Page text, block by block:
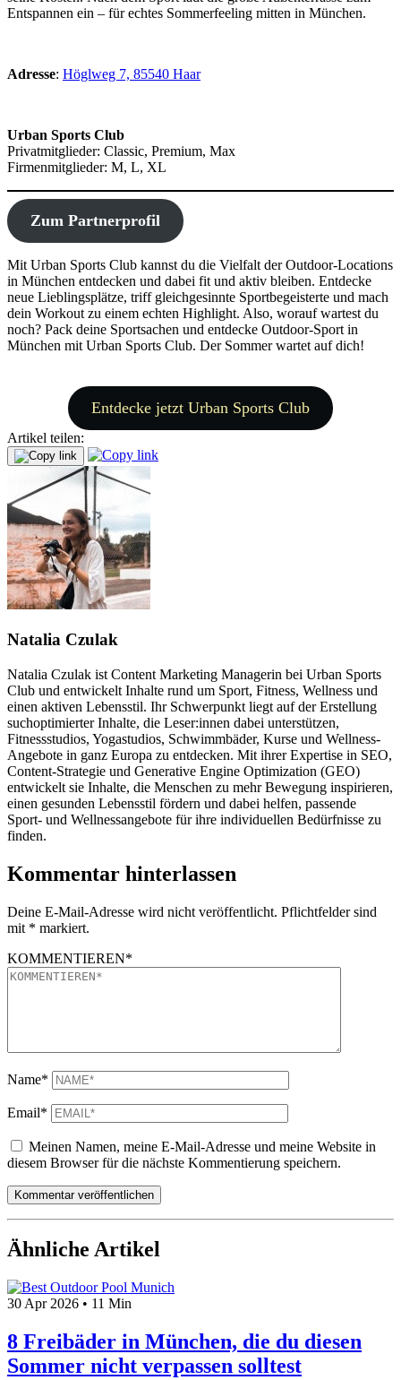
Entspannen ein – für echtes Sommerfeeling mitten in München.
Adresse: Höglweg 7, 85540 Haar
Urban Sports Club
Privatmitglieder: Classic, Premium, Max
Firmenmitglieder: M, L, XL
Zum Partnerprofil
Mit Urban Sports Club kannst du die Vielfalt der Outdoor-Locations
in München entdecken und dabei fit und aktiv bleiben. Entdecke
neue Lieblingsplätze, triff gleichgesinnte Sportbegeisterte und mach
dein Workout zu einem echten Highlight. Also, worauf wartest du
noch? Pack deine Sportsachen und entdecke Outdoor-Sport in
München mit Urban Sports Club. Der Sommer wartet auf dich!
Entdecke jetzt Urban Sports Club
Artikel teilen:
Natalia Czulak
Natalia Czulak ist Content Marketing Managerin bei Urban Sports
Club und entwickelt Inhalte rund um Sport, Fitness, Wellness und
einen aktiven Lebensstil. Ihr Schwerpunkt liegt auf der Erstellung
suchoptimierter Inhalte, die Leser:innen dabei unterstützen,
Fitnessstudios, Yogastudios, Schwimmbäder, Kurse und Wellness-
Angebote in ganz Europa zu entdecken. Mit ihrer Expertise in SEO,
Content-Strategie und Generative Engine Optimization (GEO)
entwickelt sie Inhalte, die Menschen zu mehr Bewegung inspirieren,
einen gesunden Lebensstil fördern und dabei helfen, passende
Sport- und Wellnessangebote für ihre individuellen Bedürfnisse zu
finden.
Kommentar hinterlassen
Deine E-Mail-Adresse wird nicht veröffentlicht. Pflichtfelder sind
mit * markiert.
KOMMENTIEREN*
Name*
Email*
Meinen Namen, meine E-Mail-Adresse und meine Website in
diesem Browser für die nächste Kommentierung speichern.
Kommentar veröffentlichen
Ähnliche Artikel
30 Apr 2026 • 11 Min
8 Freibäder in München, die du diesen
Sommer nicht verpassen solltest